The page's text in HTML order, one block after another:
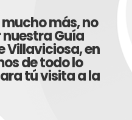
más, no
Guía
Villaviciosa,en
de todo lo
tú visita a la